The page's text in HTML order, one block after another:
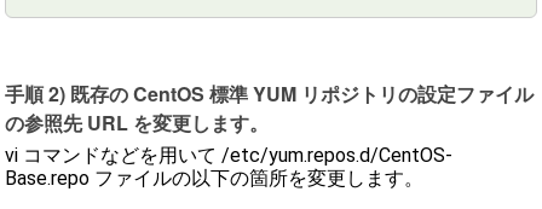
手順 2) 既存の CentOS 標準 YUM リポジトリの設定ファイル
の参照先 URL を変更します。
vi コマンドなどを用いて /etc/yum.repos.d/CentOS-
Base.repo ファイルの以下の箇所を変更します。